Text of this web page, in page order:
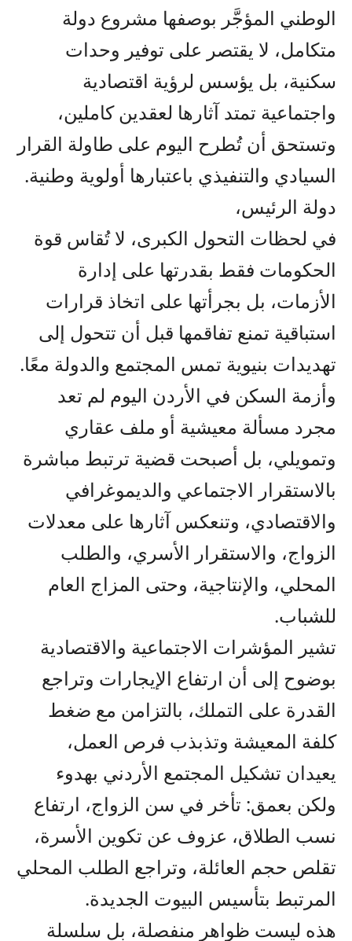
الوطني المؤجَّر بوصفها مشروع دولة
متكامل، لا يقتصر على توفير وحدات
سكنية، بل يؤسس لرؤية اقتصادية
واجتماعية تمتد آثارها لعقدين كاملين،
وتستحق أن تُطرح اليوم على طاولة القرار
السيادي والتنفيذي باعتبارها أولوية وطنية.
دولة الرئيس،
في لحظات التحول الكبرى، لا تُقاس قوة
الحكومات فقط بقدرتها على إدارة
الأزمات، بل بجرأتها على اتخاذ قرارات
استباقية تمنع تفاقمها قبل أن تتحول إلى
تهديدات بنيوية تمس المجتمع والدولة معًا.
وأزمة السكن في الأردن اليوم لم تعد
مجرد مسألة معيشية أو ملف عقاري
وتمويلي، بل أصبحت قضية ترتبط مباشرة
بالاستقرار الاجتماعي والديموغرافي
والاقتصادي، وتنعكس آثارها على معدلات
الزواج، والاستقرار الأسري، والطلب
المحلي، والإنتاجية، وحتى المزاج العام
للشباب.
تشير المؤشرات الاجتماعية والاقتصادية
بوضوح إلى أن ارتفاع الإيجارات وتراجع
القدرة على التملك، بالتزامن مع ضغط
كلفة المعيشة وتذبذب فرص العمل،
يعيدان تشكيل المجتمع الأردني بهدوء
ولكن بعمق: تأخر في سن الزواج، ارتفاع
نسب الطلاق، عزوف عن تكوين الأسرة،
تقلص حجم العائلة، وتراجع الطلب المحلي
المرتبط بتأسيس البيوت الجديدة.
هذه ليست ظواهر منفصلة، بل سلسلة